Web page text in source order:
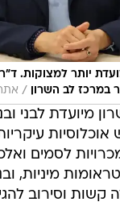
יותר למצוקות.
במרכז לב השרון
/
לסמים
מיניות,
וסירוב